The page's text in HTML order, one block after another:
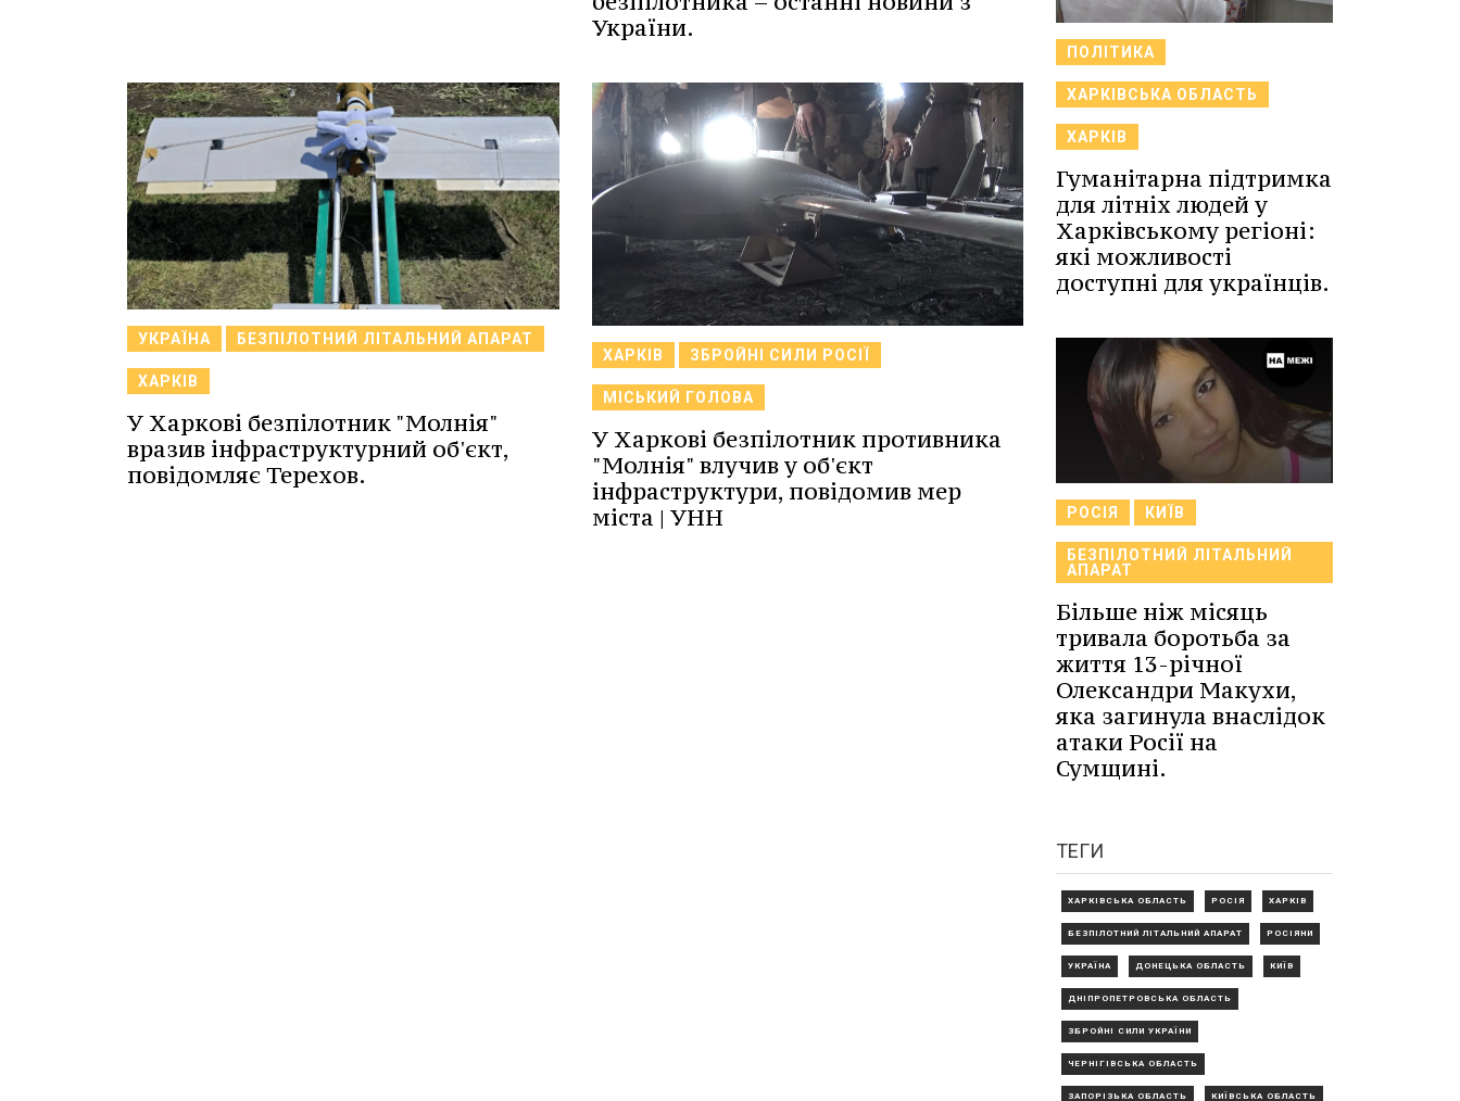
України.
УКРАЇНА БЕЗПІЛОТНИЙ ЛІТАЛЬНИЙ АПАРАТ
ХАРКІВ
У Харкові безпілотник "Молнія"
вразив інфраструктурний об'єкт,
повідомляє Терехов.
ХАРКІВ ЗБРОЙНІ СИЛИ РОСІЇ
МІСЬКИЙ ГОЛОВА
У Харкові безпілотник противника
"Молнія" влучив у об'єкт
інфраструктури, повідомив мер
міста | УНН
ПОЛІТИКА
ХАРКІВСЬКА ОБЛАСТЬ
ХАРКІВ
Гуманітарна підтримка
для літніх людей у
Харківському регіоні:
які можливості
доступні для українців.
РОСІЯ КИЇВ
БЕЗПІЛОТНИЙ ЛІТАЛЬНИЙ
АПАРАТ
Більше ніж місяць
тривала боротьба за
життя 13-річної
Олександри Макухи,
яка загинула внаслідок
атаки Росії на
Сумщині.
ТЕГИ
ХАРКІВСЬКА ОБЛАСТЬ РОСІЯ ХАРКІВ
БЕЗПІЛОТНИЙ ЛІТАЛЬНИЙ АПАРАТ РОСІЯНИ
УКРАЇНА ДОНЕЦЬКА ОБЛАСТЬ КИЇВ
ДНІПРОПЕТРОВСЬКА ОБЛАСТЬ
ЗБРОЙНІ СИЛИ УКРАЇНИ
ЧЕРНІГІВСЬКА ОБЛАСТЬ
ЗАПОРІЗЬКА ОБЛАСТЬ КИЇВСЬКА ОБЛАСТЬ